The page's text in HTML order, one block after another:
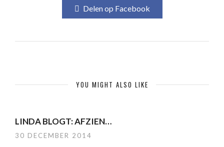
Delen op Facebook
YOU MIGHT ALSO LIKE
LINDA BLOGT: AFZIEN…
30 DECEMBER 2014